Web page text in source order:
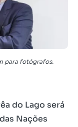
para fotógrafos.
do Lago será
Nações